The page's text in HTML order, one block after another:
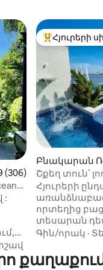
վարկանիշը՝ 5-ից
(306)
:
Հյուրերի
Հյուրերի
Բնակարան
եյրո-ում
Շքեղ տուն՝
սաունայով և
Հյուրերի
որտեղից
տեսարան
և Ռոդրիգո
զուգարանով
Գին/որակ ·